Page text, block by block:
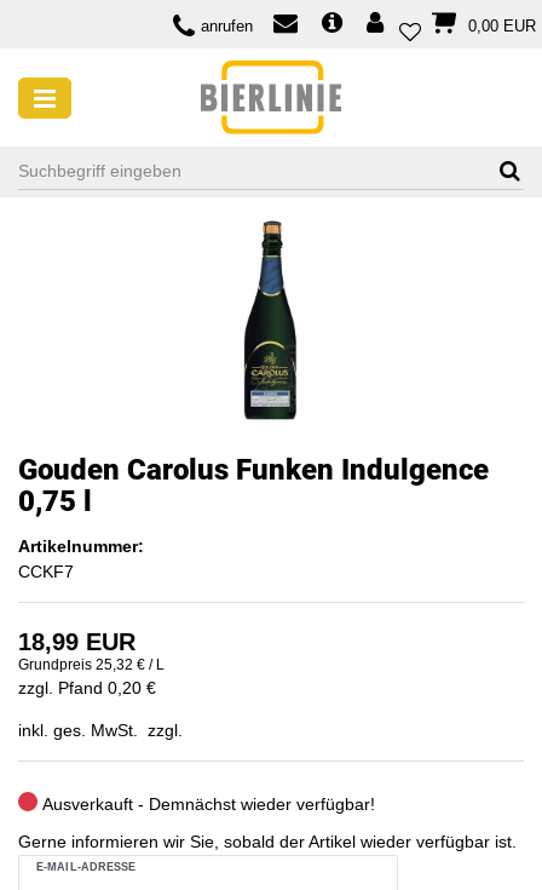
anrufen 0,00 EUR
Gouden Carolus Funken Indulgence
0,75 l
Artikelnummer:
CCKF7
18,99 EUR
Grundpreis 25,32 € / L
zzgl. Pfand 0,20 €
inkl. ges. MwSt. zzgl.
Ausverkauft - Demnächst wieder verfügbar!
Gerne informieren wir Sie, sobald der Artikel wieder verfügbar ist.
E-MAIL-ADRESSE